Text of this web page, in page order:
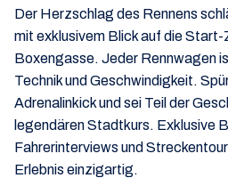
Der Herzschlag des Rennens
mit exklusivem Blick auf die Start-
Boxengasse. Jeder Rennwagen
Technik und Geschwindigkeit.
Adrenalinkick und sei Teil der
legendären Stadtkurs. Exklusive
Fahrerinterviews und
Erlebnis einzigartig.